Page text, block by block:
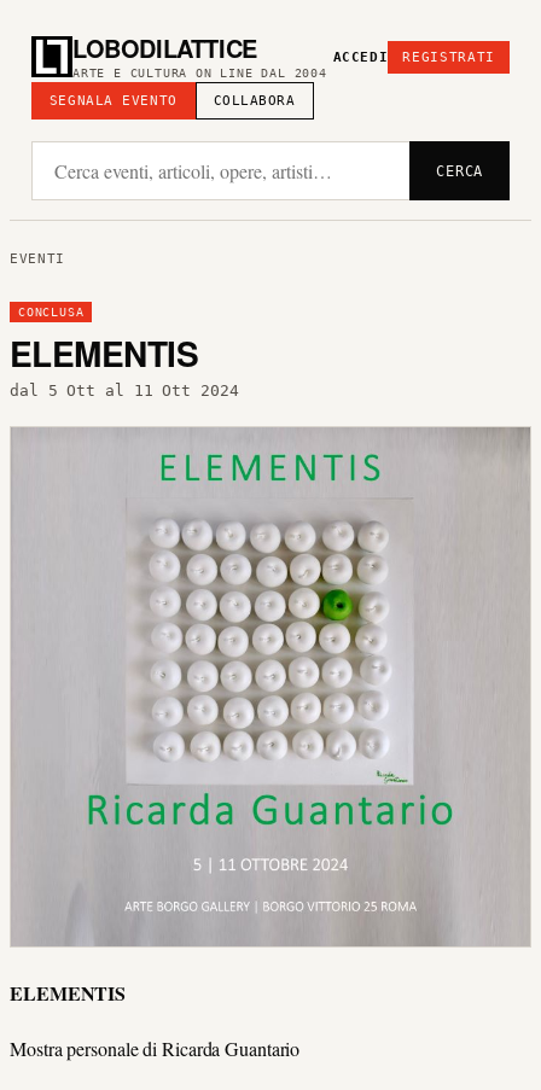
LOBODILATTICE
ARTE E CULTURA ON LINE DAL 2004
SEGNALA EVENTO COLLABORA
ACCEDI REGISTRATI
CERCA
EVENTI
CONCLUSA
ELEMENTIS
dal 5 Ott al 11 Ott 2024
ELEMENTIS
Mostra personale di Ricarda Guantario